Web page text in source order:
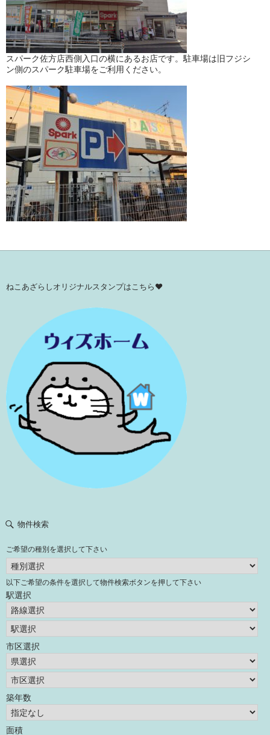
スパーク佐方店西側入口の横にあるお店です。駐車場は旧フジシ
ン側のスパーク駐車場をご利用ください。
ねこあざらしオリジナルスタンプはこちら♥
物件検索
ご希望の種別を選択して下さい
以下ご希望の条件を選択して物件検索ボタンを押して下さい
駅選択
市区選択
築年数
面積